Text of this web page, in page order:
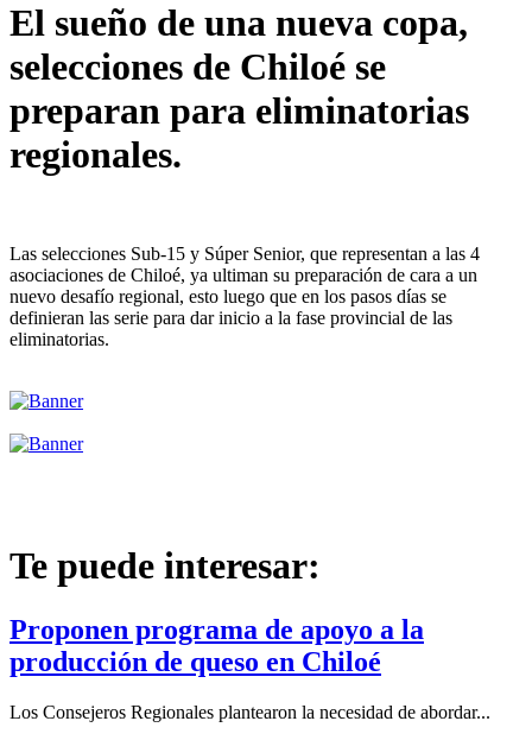
El sueño de una nueva copa,
selecciones de Chiloé se
preparan para eliminatorias
regionales.
Las selecciones Sub-15 y Súper Senior, que representan a las 4
asociaciones de Chiloé, ya ultiman su preparación de cara a un
nuevo desafío regional, esto luego que en los pasos días se
definieran las serie para dar inicio a la fase provincial de las
eliminatorias.
Te puede interesar:
Proponen programa de apoyo a la
producción de queso en Chiloé
Los Consejeros Regionales plantearon la necesidad de abordar...